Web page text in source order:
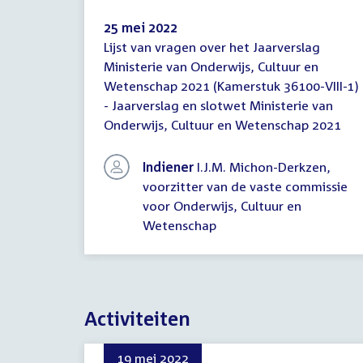
Lijst
van
vragen
25 mei 2022
Lijst van vragen over het Jaarverslag
Ministerie van Onderwijs, Cultuur en
Wetenschap 2021 (Kamerstuk 36100-VIII-1)
- Jaarverslag en slotwet Ministerie van
Onderwijs, Cultuur en Wetenschap 2021
Indiener I.J.M. Michon-Derkzen,
voorzitter van de vaste commissie
voor Onderwijs, Cultuur en
Wetenschap
Activiteiten
19 mei 2022